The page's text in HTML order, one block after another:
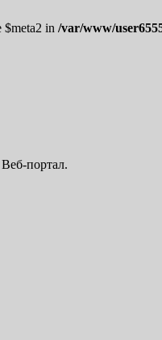
$meta2 in /var/www/
портал.